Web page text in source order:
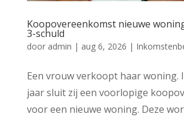
Koopovereenkomst nieuwe
3-schuld
door admin | aug 6, 2026 |
Een vrouw verkoopt haar woning.
jaar sluit zij een voorlopige
voor een nieuwe woning. Deze